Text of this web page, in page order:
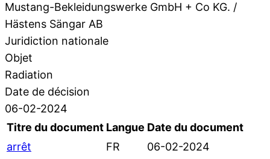
Mustang-Bekleidungswerke GmbH + Co KG. /
Hästens Sängar AB
Juridiction nationale
Objet
Radiation
Date de décision
06-02-2024
Titre du document Langue Date du document
arrêt
FR
06-02-2024